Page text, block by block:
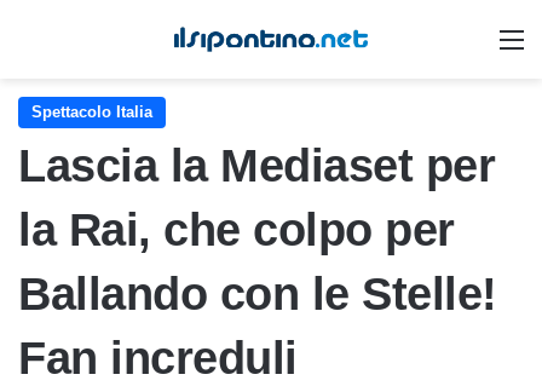
Spettacolo Italia
Lascia la Mediaset per
la Rai, che colpo per
Ballando con le Stelle!
Fan increduli